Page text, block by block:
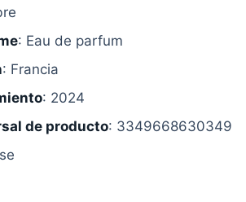
: Eau de parfum
: Francia
: 2024
de producto: 3349668630349